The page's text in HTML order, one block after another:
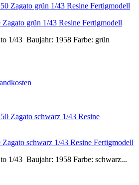
grün 1/43 Resine Fertigmodell
1/43 Baujahr: 1958 Farbe: grün
schwarz 1/43 Resine Fertigmodell
1/43 Baujahr: 1958 Farbe: schwarz...